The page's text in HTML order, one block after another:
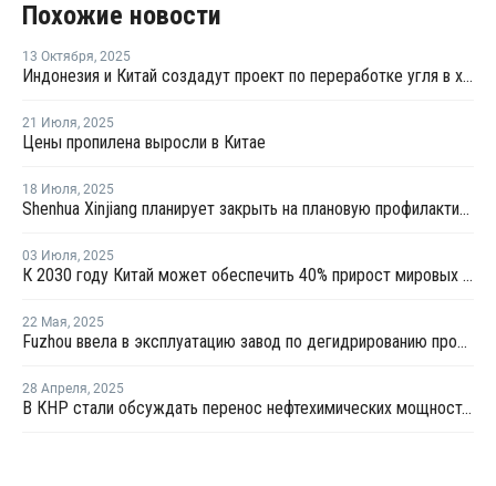
Похожие новости
13 Октября, 2025
Индонезия и Китай создадут проект по переработке угля в химикаты
21 Июля, 2025
Цены пропилена выросли в Китае
18 Июля, 2025
Shenhua Xinjiang планирует закрыть на плановую профилактику установку олефинов в Китае
03 Июля, 2025
К 2030 году Китай может обеспечить 40% прирост мировых мощностей по выпуску пропилена
22 Мая, 2025
Fuzhou ввела в эксплуатацию завод по дегидрированию пропана мощностью 900 тысяч тонн
28 Апреля, 2025
В КНР стали обсуждать перенос нефтехимических мощностей в США из-за пошлин